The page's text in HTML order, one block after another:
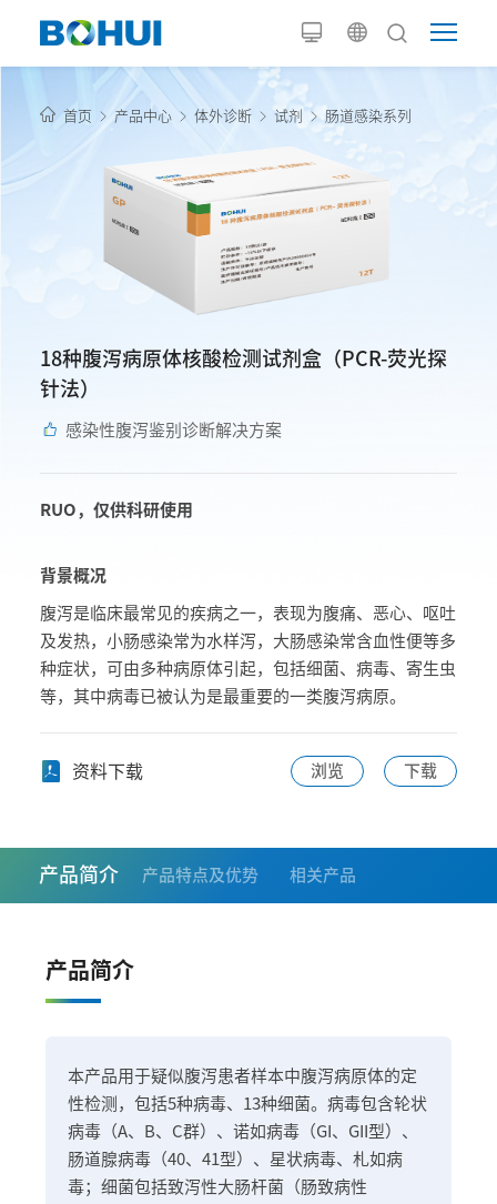
首页 产品中心 体外诊断 试剂 肠道感染系列
18种腹泻病原体核酸检测试剂盒（PCR-荧光探
针法）
感染性腹泻鉴别诊断解决方案
RUO，仅供科研使用
背景概况
腹泻是临床最常见的疾病之一，表现为腹痛、恶心、呕吐
及发热，小肠感染常为水样泻，大肠感染常含血性便等多
种症状，可由多种病原体引起，包括细菌、病毒、寄生虫
等，其中病毒已被认为是最重要的一类腹泻病原。
资料下载 浏览 下载
产品简介 产品特点及优势 相关产品
产品简介
本产品用于疑似腹泻患者样本中腹泻病原体的定
性检测，包括5种病毒、13种细菌。病毒包含轮状
病毒（A、B、C群）、诺如病毒（GI、GII型）、
肠道腺病毒（40、41型）、星状病毒、札如病
毒；细菌包括致泻性大肠杆菌（肠致病性